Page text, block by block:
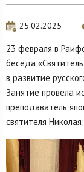
25.02.2025
23 февраля в
беседа
в развитие
Занятие провела
преподаватель
святителя